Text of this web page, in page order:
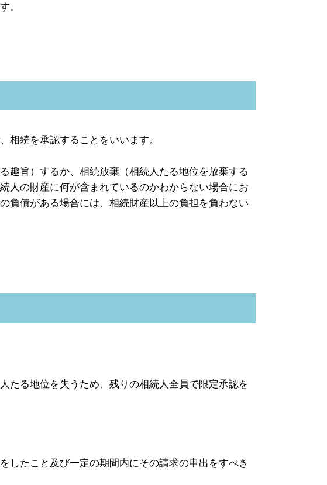
。
相続を承認することをいいます。
趣旨）するか、相続放棄（相続人たる地位を放棄する
人の財産に何が含まれているのかわからない場合にお
負債がある場合には、相続財産以上の負担を負わない
たる地位を失うため、残りの相続人全員で限定承認を
したこと及び一定の期間内にその請求の申出をすべき